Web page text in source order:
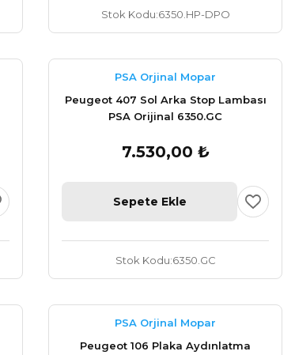
Stok Kodu 6350.HP-DPO
PSA Orjinal Mopar
Peugeot 407 Sol Arka Stop Lambası
PSA Orijinal 6350.GC
7.530,00 ₺
Sepete Ekle
Stok Kodu 6350.GC
PSA Orjinal Mopar
Peugeot 106 Plaka Aydınlatma